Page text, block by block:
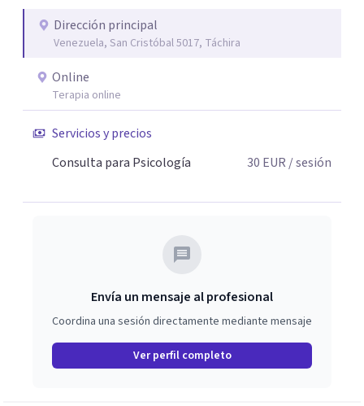
integral: desde la contención en crisis hasta el diseño de
tratamientos personalizados, mi meta es brindarte
herramientas reales para tu bienestar. 🫂 Mi formación
como Licenciada en Psicología, sumada a mis estudios en
psicopatología, psicología clínica, comunitaria y
psicoterapia Gestalt, me permite ofrecerte una atención
clínica sólida y actualizada. Estoy aquí para escucharte y
trabajar juntos en tu proceso de resignificación y
Dirección principal
Venezuela, San Cristóbal 5017, Táchira
Online
Terapia online
Servicios y precios
Consulta para Psicología
30 EUR / sesión
Envía un mensaje al profesional
Coordina una sesión directamente mediante mensaje
Ver perfil completo